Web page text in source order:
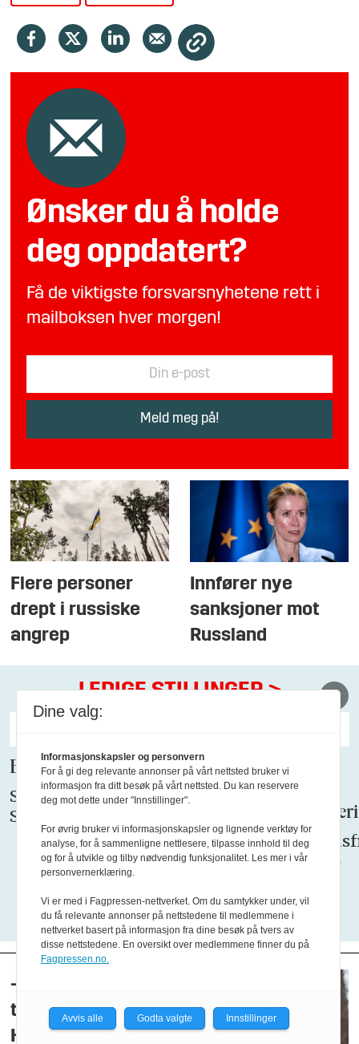
Ønsker du å holde
deg oppdatert?
Få de viktigste forsvarsnyhetene rett i
mailboksen hver morgen!
Flere personer
drept i russiske
angrep
Innfører nye
sanksjoner mot
Russland
LEDIGE STILLINGER>
Bussjåfør
Søknadsfrist:
Snarest
BFO
søker
Forhandlingsutvalget
Søknadsfrist:
18.08.26
Er du
BFOs
Teigsjef
MidtVest?
18.08.26
Er du
vår nye
18.08.26
– Siste gang jeg
tjenestegjør i
Hæren
Dine valg:
Informasjonskapsler og personvern
For å gi deg relevante annonser på vårt nettsted bruker vi
informasjon fra ditt besøk på vårt nettsted. Du kan reservere
deg mot dette under "Innstillinger".
For øvrig bruker vi informasjonskapsler og lignende verktøy for
analyse, for å sammenligne nettlesere, tilpasse innhold til deg
og for å utvikle og tilby nødvendig funksjonalitet. Les mer i vår
personvernerklæring.
Vi er med i Fagpressen-nettverket. Om du samtykker under, vil
du få relevante annonser på nettstedene til medlemmene i
nettverket basert på informasjon fra dine besøk på tvers av
disse nettstedene. En oversikt over medlemmene finner du på
Fagpressen.no.
Avvis alle Godta valgte Innstillinger